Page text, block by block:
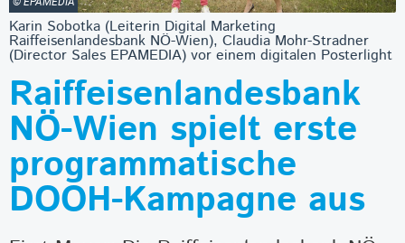
Karin Sobotka (Leiterin Digital Marketing
Raiffeisenlandesbank NÖ-Wien), Claudia Mohr-Stradner
(Director Sales EPAMEDIA) vor einem digitalen Posterlight
Raiffeisenlandesbank
NÖ-Wien spielt erste
programmatische
DOOH-Kampagne aus